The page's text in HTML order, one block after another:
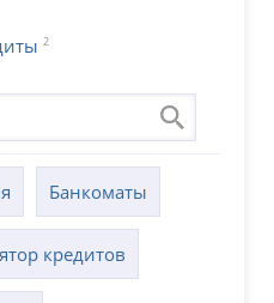
2
Банкоматы
кредитов